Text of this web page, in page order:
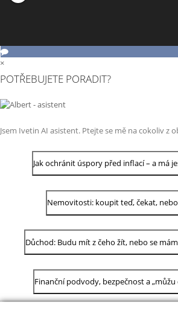
×
POTŘEBUJETE PORADIT?
Jsem Ivetin AI asistent. Ptejte se mě na cokoliv z
Jak ochránit úspory před inflací – a má
Nemovitosti: koupit teď, čekat,
Důchod: Budu mít z čeho žít, nebo se
Finanční podvody, bezpečnost a